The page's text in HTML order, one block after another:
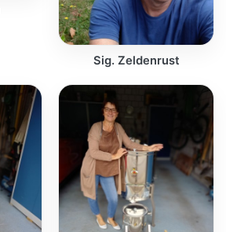
Sig. Zeldenrust